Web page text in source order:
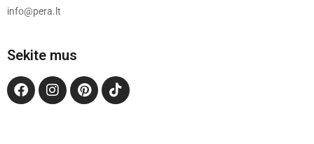
info@pera.lt
Sekite mus